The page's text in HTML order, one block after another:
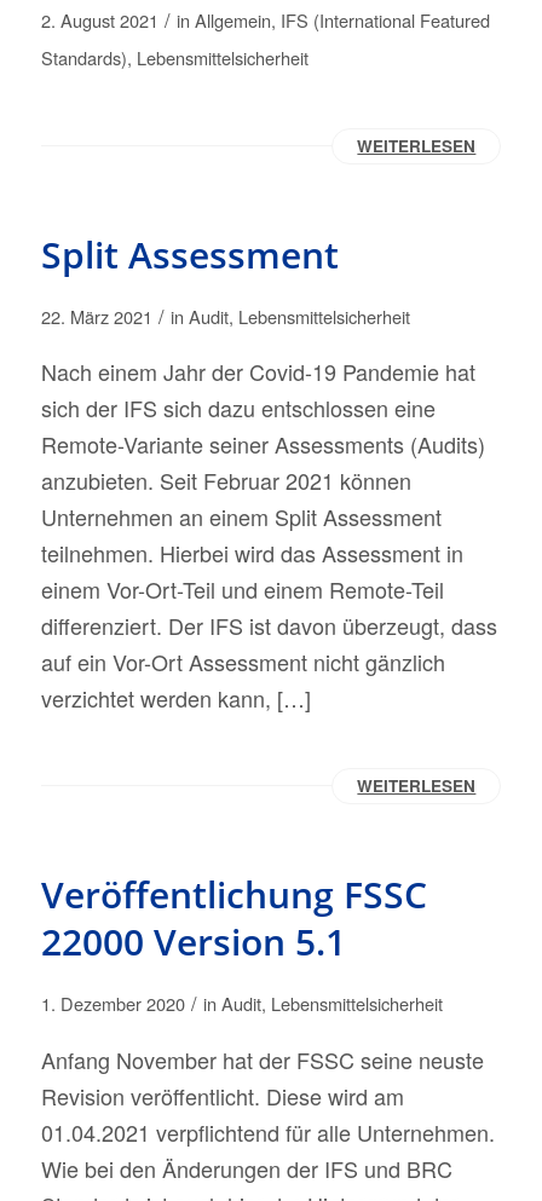
2. August 2021 / in Allgemein, IFS (International Featured
Standards), Lebensmittelsicherheit
WEITERLESEN
Split Assessment
22. März 2021 / in Audit, Lebensmittelsicherheit
Nach einem Jahr der Covid-19 Pandemie hat
sich der IFS sich dazu entschlossen eine
Remote-Variante seiner Assessments (Audits)
anzubieten. Seit Februar 2021 können
Unternehmen an einem Split Assessment
teilnehmen. Hierbei wird das Assessment in
einem Vor-Ort-Teil und einem Remote-Teil
differenziert. Der IFS ist davon überzeugt, dass
auf ein Vor-Ort Assessment nicht gänzlich
verzichtet werden kann, […]
WEITERLESEN
Veröffentlichung FSSC
22000 Version 5.1
1. Dezember 2020 / in Audit, Lebensmittelsicherheit
Anfang November hat der FSSC seine neuste
Revision veröffentlicht. Diese wird am
01.04.2021 verpflichtend für alle Unternehmen.
Wie bei den Änderungen der IFS und BRC